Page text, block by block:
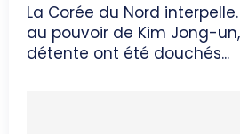
La Corée du Nord
au pouvoir de Kim Jong-
détente ont été douchés...